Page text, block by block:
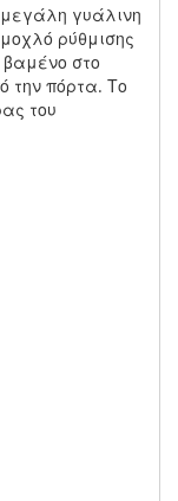
γυάλινη
ρύθμισης
στο
την πόρτα. Το
του